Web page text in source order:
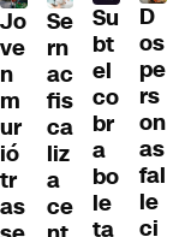
Jo
ve
n
m
ur
ió
tr
as
Se
rn
ac
fis
ca
liz
a
ce
Su
bt
el
co
br
a
bo
le
ta
D
os
pe
rs
on
as
fal
le
ci